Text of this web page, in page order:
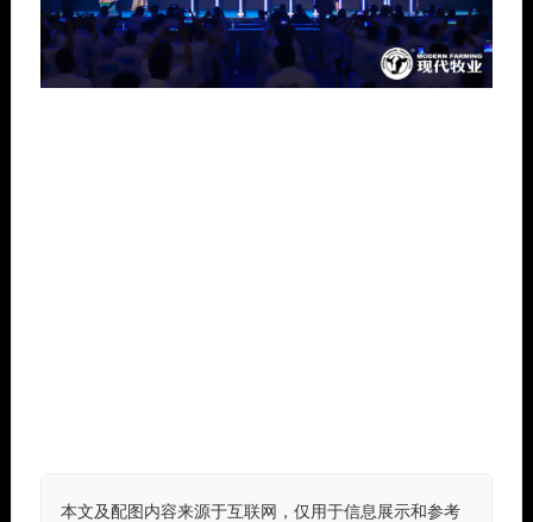
本文及配图内容来源于互联网，仅用于信息展示和参考